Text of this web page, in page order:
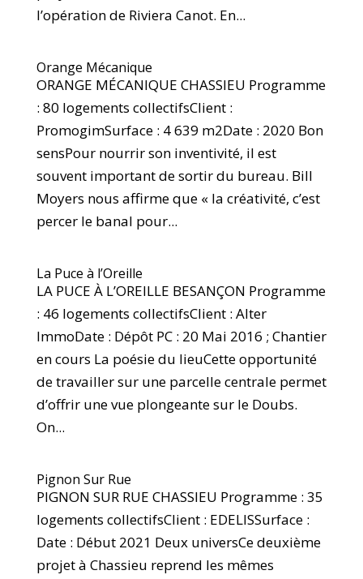
l’opération de Riviera Canot. En...
Orange Mécanique
ORANGE MÉCANIQUE CHASSIEU Programme
: 80 logements collectifsClient :
PromogimSurface : 4 639 m2Date : 2020 Bon
sensPour nourrir son inventivité, il est
souvent important de sortir du bureau. Bill
Moyers nous affirme que « la créativité, c’est
percer le banal pour...
La Puce à l’Oreille
LA PUCE À L’OREILLE BESANÇON Programme
: 46 logements collectifsClient : Alter
ImmoDate : Dépôt PC : 20 Mai 2016 ; Chantier
en cours La poésie du lieuCette opportunité
de travailler sur une parcelle centrale permet
d’offrir une vue plongeante sur le Doubs.
On...
Pignon Sur Rue
PIGNON SUR RUE CHASSIEU Programme : 35
logements collectifsClient : EDELISSurface :
Date : Début 2021 Deux universCe deuxième
projet à Chassieu reprend les mêmes